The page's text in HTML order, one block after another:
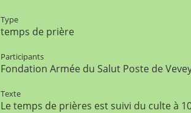
Type
temps de prière
Participants
Fondation Armée du Salut Poste de
Texte
Le temps de prières est suivi du culte à